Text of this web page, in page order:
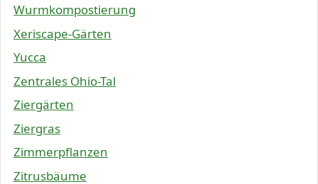
Wurmkompostierung
Xeriscape-Gärten
Yucca
Zentrales Ohio-Tal
Ziergärten
Ziergras
Zimmerpflanzen
Zitrusbäume